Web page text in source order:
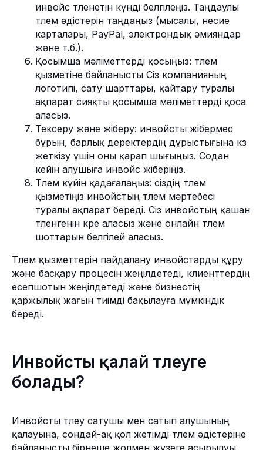
инвойс төленетін күнді белгілеңіз. Таңдаулы
төлем әдістерін таңдаңыз (мысалы, несие
карталары, PayPal, электрондық әмияндар
және т.б.).
Қосымша мәліметтерді қосыңыз: төлем
қызметіне байланысты Сіз компанияның
логотипі, сату шарттары, қайтару туралы
ақпарат сияқты қосымша мәліметтерді қоса
аласыз.
Тексеру және жіберу: инвойсты жібермес
бұрын, барлық деректердің дұрыстығына көз
жеткізу үшін оны қарап шығыңыз. Содан
кейін алушыға инвойс жіберіңіз.
Төлем күйін қадағалаңыз: сіздің төлем
қызметіңіз инвойстың төлем мәртебесі
туралы ақпарат береді. Сіз инвойстың қашан
төленгенін көре аласыз және онлайн төлем
шоттарын белгілей аласыз.
Төлем қызметтерін пайдалану инвойстарды құру
және басқару процесін жеңілдетеді, клиенттердің
есепшотын жеңілдетеді және бизнестің
қаржылық жағын тиімді бақылауға мүмкіндік
береді.
Инвойсты қалай төлеуге
болады?
Инвойсты төлеу сатушы мен сатып алушының
қалауына, сондай-ақ қол жетімді төлем әдістеріне
байланысты бірнеше жолмен жүзеге асырылуы